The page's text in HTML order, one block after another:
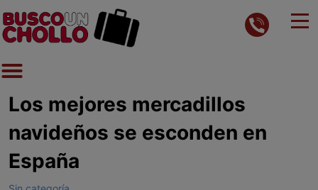
Los mejores mercadillos
navideños se esconden en
España